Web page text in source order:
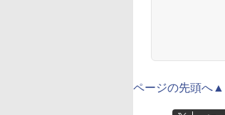
ページの先頭へ▲